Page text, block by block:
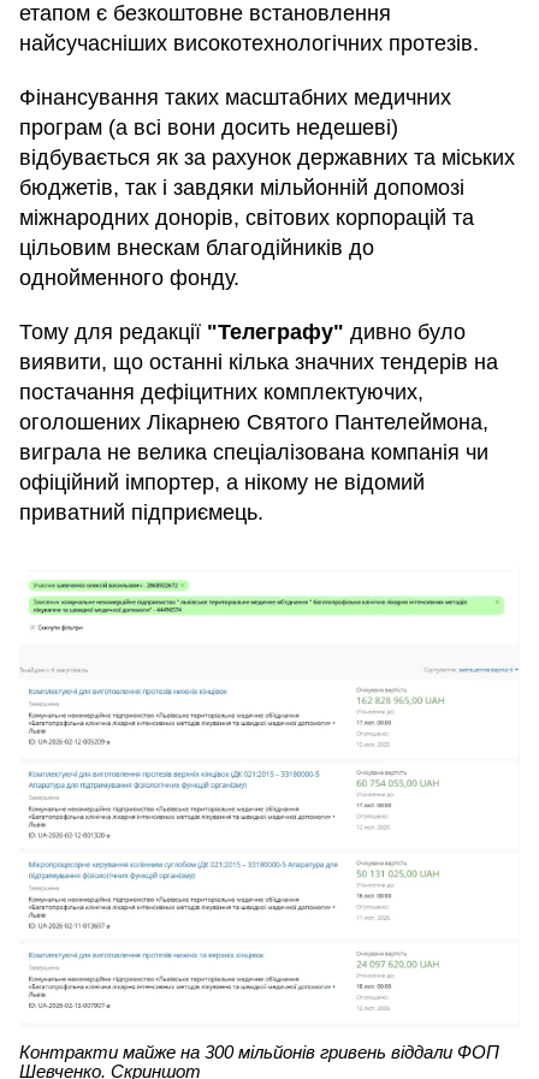
етапом є безкоштовне встановлення
найсучасніших високотехнологічних протезів.
Фінансування таких масштабних медичних
програм (а всі вони досить недешеві)
відбувається як за рахунок державних та міських
бюджетів, так і завдяки мільйонній допомозі
міжнародних донорів, світових корпорацій та
цільовим внескам благодійників до
однойменного фонду.
Тому для редакції "Телеграфу" дивно було
виявити, що останні кілька значних тендерів на
постачання дефіцитних комплектуючих,
оголошених Лікарнею Святого Пантелеймона,
виграла не велика спеціалізована компанія чи
офіційний імпортер, а нікому не відомий
приватний підприємець.
Контракти майже на 300 мільйонів гривень віддали ФОП
Шевченко. Скриншот